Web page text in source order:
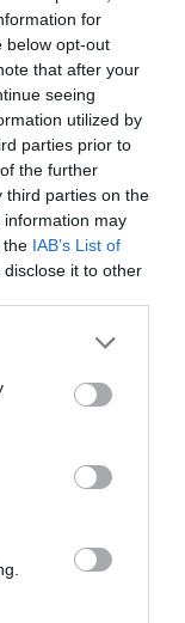
for
below opt-out
that after your
seeing
utilized by
parties prior to
the further
third parties on the
information may
the IAB’s List of
it to other